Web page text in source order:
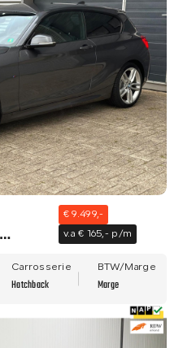
€ 9.499,-
v.a € 165,- p/m
Carrosserie
Hatchback
BTW/Marge
Marge